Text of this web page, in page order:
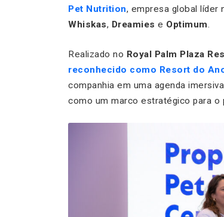
Pet Nutrition, empresa global líder
Whiskas, Dreamies e Optimum.
Realizado no Royal Palm Plaza
reconhecido como Resort do
companhia em uma agenda
como um marco estratégico para o